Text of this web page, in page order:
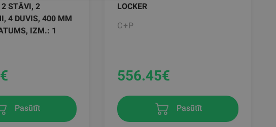
STĀVI, 2
4 DUVIS, 400 MM
IZM.: 1
€
Pasūtīt
LOCKER
C+P
556.45€
Pasūtīt